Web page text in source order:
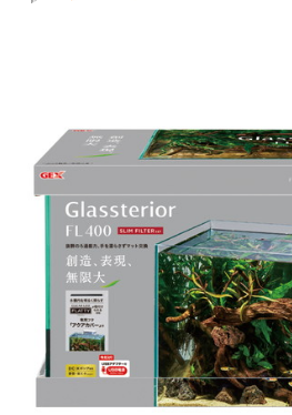
トリマーグッズ